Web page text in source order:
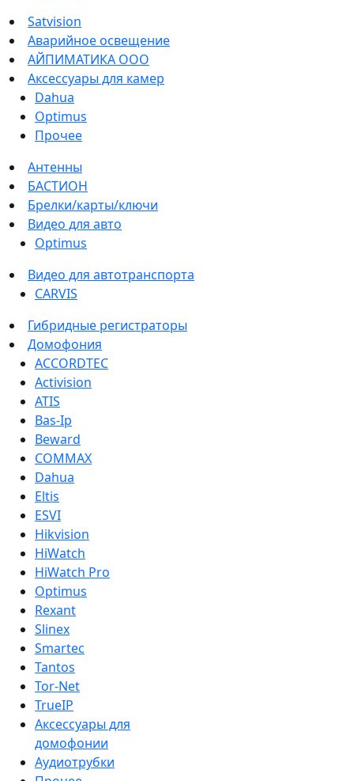
Satvision
Аварийное освещение
АЙПИМАТИКА ООО
Аксессуары для камер
Dahua
Optimus
Прочее
Антенны
БАСТИОН
Брелки/карты/ключи
Видео для авто
Optimus
Видео для автотранспорта
CARVIS
Гибридные регистраторы
Домофония
ACCORDTEC
Activision
ATIS
Bas-Ip
Beward
COMMAX
Dahua
Eltis
ESVI
Hikvision
HiWatch
HiWatch Pro
Optimus
Rexant
Slinex
Smartec
Tantos
Tor-Net
TrueIP
Аксессуары для
домофонии
Аудиотрубки